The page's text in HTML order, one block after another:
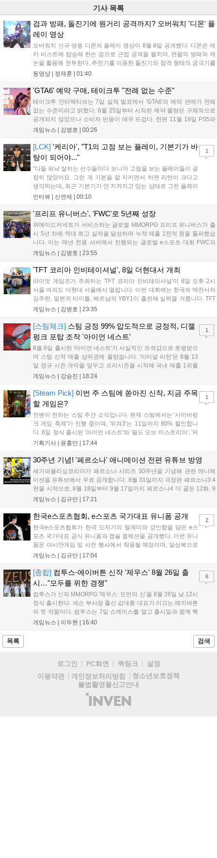
기사 목록
검과 방패, 돌진기에 원거리 공격까지? 오버워치 '디몬' 플
레이 영상
오버워치 신규 영웅 디몬의 플레이 영상이 8월 8일 공개됐다. 디몬은 메
카 비스트에 탑승해 한손 검으로 근접 공격을 펼치며, 왼팔의 방패와 캐
논을 활용해 전투한다. 추진기를 이용한 돌진기와 참격 형태의 궁극기를
보유했고, 메카 파괴 시 맨몸으로 기관총을 사용하는 특징이 있다. 디몬
출시될 예정이다....
동영상 | 정재훈 | 01:40
'GTA6' 예약 구매, 테이크투 "전례 없는 수준"
테이크투 인터랙티브는 7일 실적 발표에서 'GTA6'의 예약 판매가 전례
없는 수준이라고 밝혔다. 6월 25일부터 시작된 예약 물량은 구체적으로
공개되지 않았으나 소비자 반응이 매우 뜨겁다. 한편 11월 19일 PS5와
Xbox 시리즈 X|S로 정식 출시될 예정이며, 록스타 게임즈는 한국 시각
Extended Look'을 최초 공개할 계획이다....
게임뉴스 | 김병호 | 00:26
[LCK] '케리아', "T1의 고점 보는 플레이, 기본기가 바
탕이 되어야..."
"다들 워낙 잘하는 선수들이다 보니까 고점을 보는 플레이들이 굉
장히 많았어요. 그런 게 기본을 잘 지키면서 하면 리턴이 크다고
생각하는데, 최근 기본기가 안 지켜지고 있는 상태로 그런 플레이
를 추구하다 보니까 팀적으로 안 좋은 사고가 계속 많이 났던 것
LoL 챔피언스 코리아(LCK)'...
인터뷰 | 신연재 | 00:10
1
'프리프 유니버스', 'FWC'로 5년째 성장
위메이드커넥트가 서비스하는 글로벌 MMORPG 프리프 유니버스가 출
시 5년 차에 역대 최고 실적을 달성하며 누적 매출 1천억 원을 돌파했습
니다. 이는 매년 전용 서버에서 진행되는 글로벌 e스포츠 대회 FWC의
영향이 큽니다. FWC는 이용자가 동일한 조건에서 시즌을 함께 즐기는
대폭 상승하는 성과를 냈습니다. 오는 10월 필리핀 마닐라에서 총상금
이드커넥트는 이를 통해 커뮤니티 중심의 장기 성장 모델을 지속할 방침
입니다....
게임뉴스 | 김병호 | 23:55
'TFT 코리아 인비테이셔널', 8일 더현대서 개최
라이엇 게임즈가 주최하는 'TFT 코리아 인비테이셔널'이 8일 오후 2시
서울 여의도 더현대 서울에서 열립니다. 이번 대회에는 한국의 박찬서와
김주한, 일본의 타이틀, 베트남의 YBY1이 출전해 실력을 겨룹니다. TFT
는 소속팀 없이 개인 자격으로 참가하는 독특한 대회 구조를 가지며, 누
17일까지 이어지는 이번 행사는 신규 세트 체험과 공연 등 다양한 즐길
거리를 제공하며, 이후 현대백화점 판교점에서도 행사가 이어질 예정입
니다. 연말에는 라스베이거스 오픈이 개최됩니다....
게임뉴스 | 김병호 | 23:35
[스팀체크] 스팀 긍정 99% 압도적으로 긍정적, 디젤
펑크 포탑 조작 '아이언 네스트'
8월 6일 출시된 '아이언 네스트'가 사실적인 조작감으로 호평받으
며 스팀 신작 매출 상위권에 올랐습니다. '이터널 리턴'은 8월 13
일 정규 시즌 개막을 앞두고 프리시즌을 시작해 국내 매출 1위를
기록했습니다. 25주년을 맞은 '고스트 리콘' 시리즈는 8월 6일 쇼
'마블 투혼: 파이팅 소울즈'와 레트로 수리 시뮬레이션 '리스토
리'도 스팀에 정식 출시되었습니다....
게임뉴스 | 강승진 | 18:24
1
[Steam Pick] 이번 주 스팀에 쏟아진 신작, 지금 주목
할 게임은?
인벤이 전하는 스팀 주간 소식입니다. 현재 스팀에서는 '사이버펑
크 게임 축제'가 진행 중이며, '위쳐3'는 11일까지 80% 할인합니
다. 6일 정식 출시된 '아이언 네스트'와 '필드 오브 미스트리아', '커
세어 코브'가 호평받고 있습니다. 한편, 7일 출시된 '마블 투혼'은
다. 유비소프트의 '고스트리콘: 와일드랜드'는 7년 만의 대규모 업
기획기사 | 윤홍만 | 17:44
1
30주년 기념! '페르소나' 애니메이션 전편 유튜브 방영
세가퍼블리싱코리아가 페르소나 시리즈 30주년을 기념해 관련 애니메
이션을 유튜브에서 무료 공개합니다. 8월 31일까지 극장판 페르소나3 4
편을 시작으로, 8월 18일부터 9월 17일까지 페르소나4 더 골든 12화, 9
월 15일부터 10월 14일까지 페르소나5 시리즈가 순차 공개됩니다. 또한
영상 및 대형 전광판에 소개될 예정입니다....
게임뉴스 | 김규만 | 17:21
한국e스포츠협회, e스포츠 국가대표 유니폼 공개
한국e스포츠협회가 한국 도자기의 절제미와 강인함을 담은 e스
포츠 국가대표 공식 유니폼과 캡슐 컬렉션을 공개했다. 이번 유니
폼은 아시안게임 및 사전 행사에서 착용될 예정이며, 일상복으로
구성된 컬렉션은 오는 8월 28일부터 골스튜디오 공식 홈페이지
서는 대회 규정에 따라 별도의 유니폼을 착용할 계획이다....
게임뉴스 | 김규만 | 17:04
2
[종합] 컴투스-에이버튼 신작 '제우스' 8월 26일 출
시…"모두를 위한 경쟁"
컴투스가 신작 MMORPG '제우스: 오만의 신'을 8월 26일 낮 12시
정식 출시한다. 넥슨 부사장 출신 김대훤 대표가 이끄는 에이버튼
의 첫 작품이다. 컴투스는 7일 쇼케이스를 열고 출시일과 함께 핵
심 콘텐츠, 유료화 정책, 운영 방향을 공개했다. 캐릭터명 선점은
게임뉴스 | 이두현 | 16:40
6
목록 검색
로그인 PC화면 퀵링크
설정
이용약관
개인정보처리방침
청소년보호정책
불법촬영물신고안내
(주)
인